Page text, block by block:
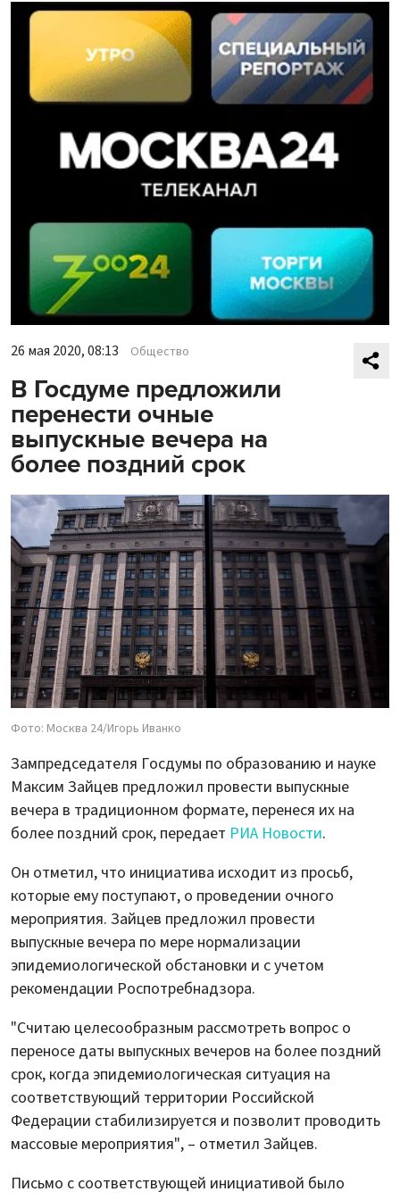
26 мая 2020, 08:13 Общество
В Госдуме предложили
перенести очные
выпускные вечера на
более поздний срок
Фото: Москва 24/Игорь Иванко
Зампредседателя Госдумы по образованию и науке
Максим Зайцев предложил провести выпускные
вечера в традиционном формате, перенеся их на
более поздний срок, передает РИА Новости.
Он отметил, что инициатива исходит из просьб,
которые ему поступают, о проведении очного
мероприятия. Зайцев предложил провести
выпускные вечера по мере нормализации
эпидемиологической обстановки и с учетом
рекомендации Роспотребнадзора.
"Считаю целесообразным рассмотреть вопрос о
переносе даты выпускных вечеров на более поздний
срок, когда эпидемиологическая ситуация на
соответствующий территории Российской
Федерации стабилизируется и позволит проводить
массовые мероприятия", – отметил Зайцев.
Письмо с соответствующей инициативой было